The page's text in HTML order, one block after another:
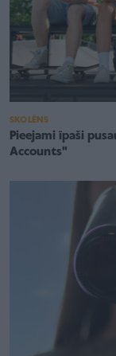
SKOLĒNS
Pieejami īpaši
Accounts"